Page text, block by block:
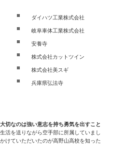
ダイハツ工業株式会社
岐阜車体工業株式会社
安養寺
株式会社カットツイン
株式会社美スギ
兵庫県弘法寺
大切なのは強い意志を持ち勇気を出すこと
活を送りながら空手部に所属していまし
けていただいたのが高野山高校を知った